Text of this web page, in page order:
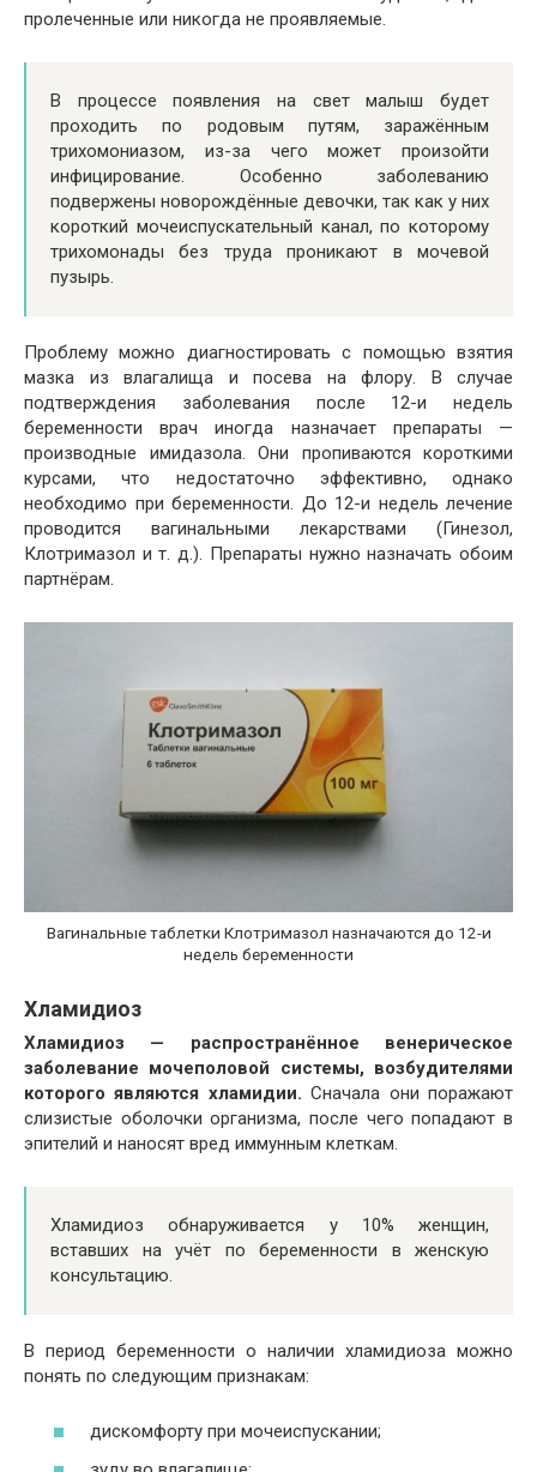
пролеченные или никогда не проявляемые.
В процессе появления на свет малыш будет
проходить по родовым путям, заражённым
трихомониазом, из-за чего может произойти
инфицирование. Особенно заболеванию
подвержены новорождённые девочки, так как у них
короткий мочеиспускательный канал, по которому
трихомонады без труда проникают в мочевой
пузырь.
Проблему можно диагностировать с помощью взятия
мазка из влагалища и посева на флору. В случае
подтверждения заболевания после 12-и недель
беременности врач иногда назначает препараты —
производные имидазола. Они пропиваются короткими
курсами, что недостаточно эффективно, однако
необходимо при беременности. До 12-и недель лечение
проводится вагинальными лекарствами (Гинезол,
Клотримазол и т. д.). Препараты нужно назначать обоим
партнёрам.
Вагинальные таблетки Клотримазол назначаются до 12-и
недель беременности
Хламидиоз
Хламидиоз — распространённое венерическое
заболевание мочеполовой системы, возбудителями
которого являются хламидии. Сначала они поражают
слизистые оболочки организма, после чего попадают в
эпителий и наносят вред иммунным клеткам.
Хламидиоз обнаруживается у 10% женщин,
вставших на учёт по беременности в женскую
консультацию.
В период беременности о наличии хламидиоза можно
понять по следующим признакам:
дискомфорту при мочеиспускании;